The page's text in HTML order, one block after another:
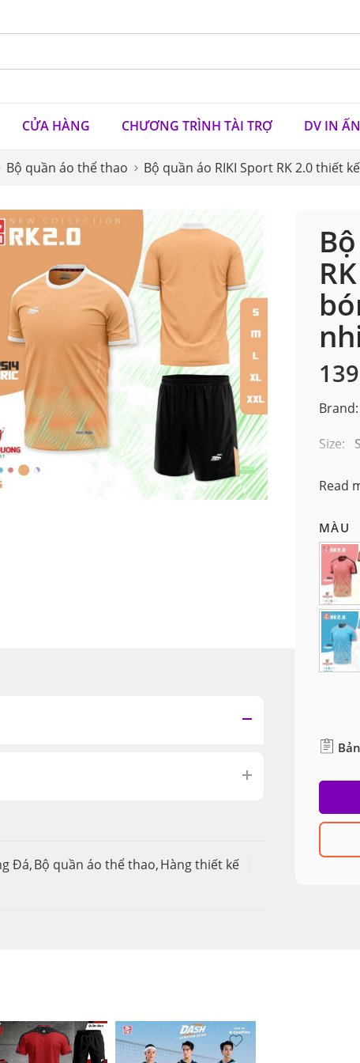
CỬA HÀNG CHƯƠNG TRÌNH TÀI TRỢ DV IN ẤN
Bộ quần áo thể thao Bộ quần áo RIKI Sport RK 2.0 thiết
Brand:
Size:
*Chọn
Read
MÀU
Đá,Bộ quần áo thể thao,Hàng thiết kế